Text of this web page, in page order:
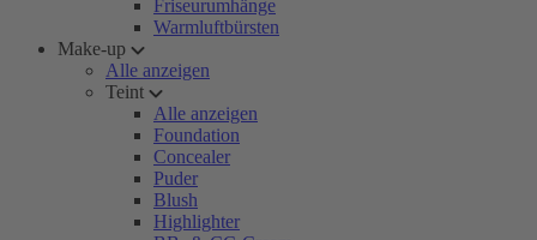
Friseurumhänge
Warmluftbürsten
Make-up
Alle anzeigen
Teint
Alle anzeigen
Foundation
Concealer
Puder
Blush
Highlighter